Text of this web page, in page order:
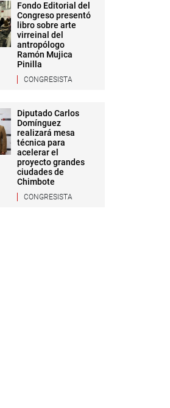
Fondo Editorial del
Congreso presentó
libro sobre arte
virreinal del
antropólogo
Ramón Mujica
Pinilla
CONGRESISTA
Diputado Carlos
Domínguez
realizará mesa
técnica para
acelerar el
proyecto grandes
ciudades de
Chimbote
CONGRESISTA